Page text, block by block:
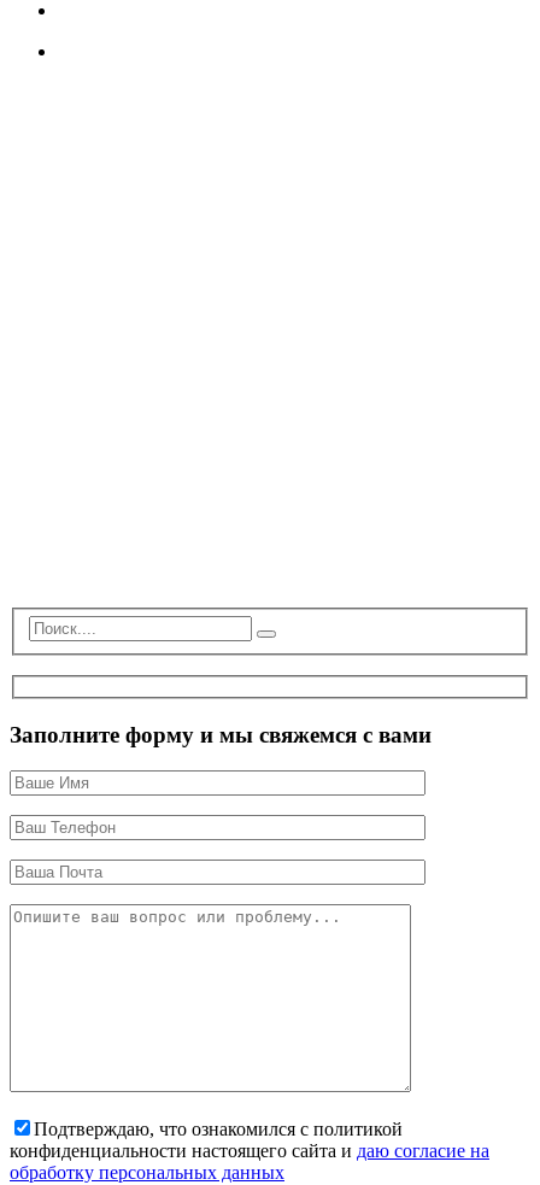
Заполните форму и мы свяжемся с вами
Подтверждаю, что ознакомился с политикой
конфиденциальности настоящего сайта и даю согласие на
обработку персональных данных